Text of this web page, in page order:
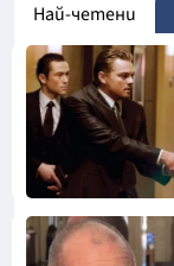
Най-четени